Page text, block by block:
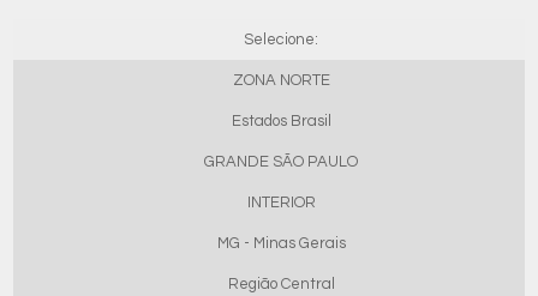
Selecione:
ZONA NORTE
Estados Brasil
GRANDE SÃO PAULO
INTERIOR
MG - Minas Gerais
Região Central